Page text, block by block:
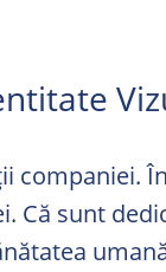
companiei.
Că sunt